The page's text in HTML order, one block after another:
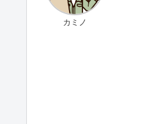
カミノ